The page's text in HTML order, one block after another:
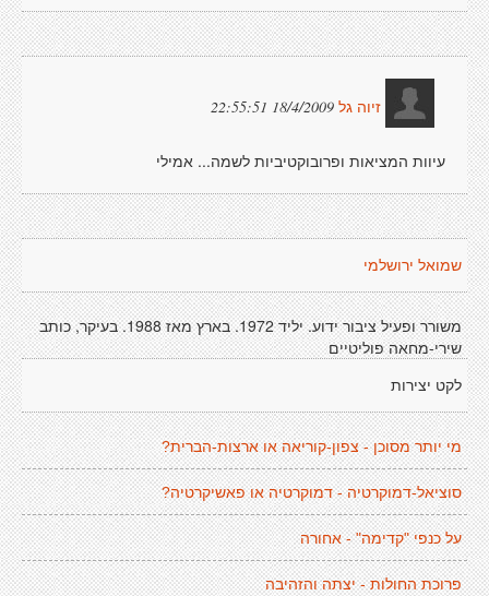
זיוה גל 18/4/2009 22:55:51
עיוות המציאות ופרובוקטיביות לשמה... אמילי
שמואל ירושלמי
משורר ופעיל ציבור ידוע. יליד 1972. בארץ מאז 1988. בעיקר, כותב
שירי-מחאה פוליטיים
לקט יצירות
מי יותר מסוכן - צפון-קוריאה או ארצות-הברית?
סוציאל-דמוקרטיה - דמוקרטיה או פאשיקרטיה?
על כנפי "קדימה" - אחורה
פרוכת החולות - יצתה והזהיבה